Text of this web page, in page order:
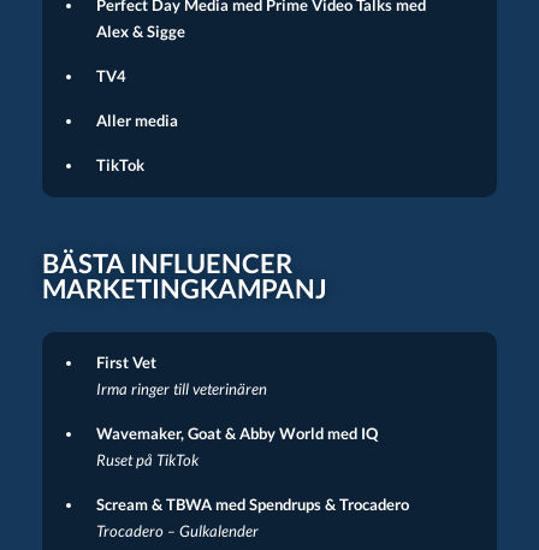
Perfect Day Media med Prime Video Talks med
Alex & Sigge
TV4
Aller media
TikTok
BÄSTA INFLUENCER
MARKETINGKAMPANJ
First Vet
Irma ringer till veterinären
Wavemaker, Goat & Abby World med IQ
Ruset på TikTok
Scream & TBWA med Spendrups & Trocadero
Trocadero – Gulkalender